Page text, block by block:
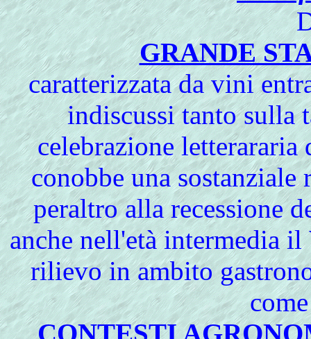
GRANDE
caratterizzata da vini
indiscussi tanto sulla
celebrazione
conobbe una sostanziale
peraltro alla recessione
anche nell'età intermedia il
rilievo in ambito
CONTESTI